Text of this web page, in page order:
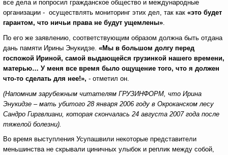
все дела и попросил гражданское общество и международные
организации - осуществлять мониторинг этих дел, так как «это будет
гарантом, что ничьи права не будут ущемлены».
По его же заявлению, соответствующим образом должна быть отдана
дань памяти Ирины Энукидзе. «Мы в большом долгу перед
госпожой Ириной, самой выдающейся грузинкой нашего времени,
матерью… У меня все время было ощущение того, что я должен
что-то сделать для нее!», - отметил он.
(Напомним зарубежным читателям ГРУЗИНФОРМ, что Ирина
Энукидзе – мать убитого 28 января 2006 году в Окроканском лесу
Сандро Гиргвлиани, которая скончалась 24 августа 2007 года после
тяжелой болезни).
Во время выступления Усупашвили некоторые представители
меньшинства не скрывали циничных улыбок и реплик между собой,